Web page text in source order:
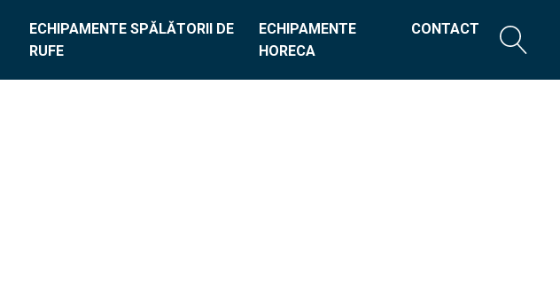
ECHIPAMENTE SPĂLĂTORII DE
RUFE
ECHIPAMENTE
HORECA
CONTACT